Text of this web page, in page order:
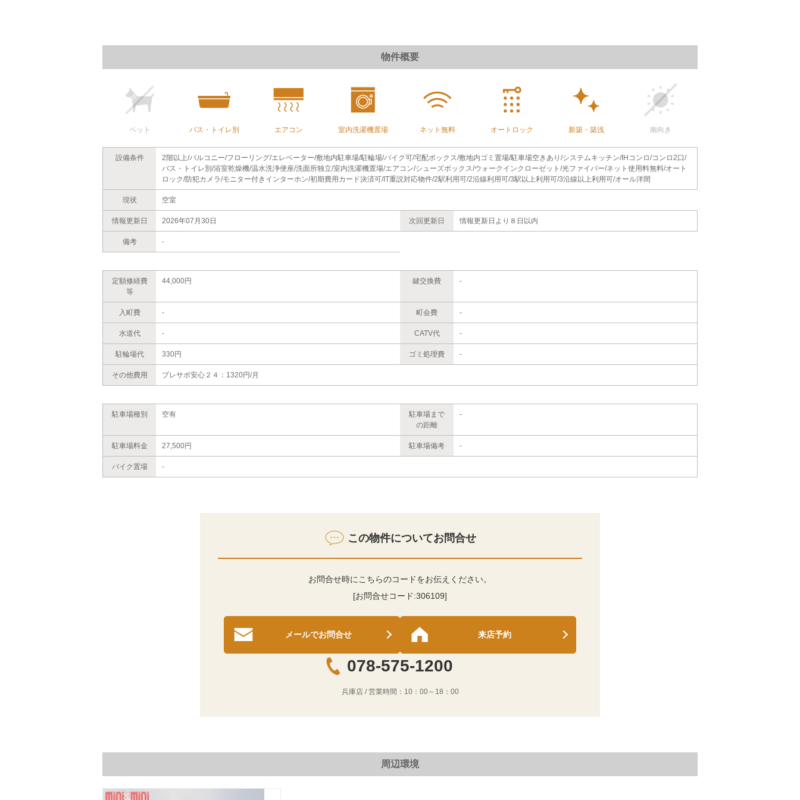
物件概要
ペット バス・トイレ別 エアコン 室内洗濯機置場 ネット無料 オートロック 新築・築浅 南向き
設備条件
2階以上/バルコニー/フローリング/エレベーター/敷地内駐車場/駐輪場/バイク可/宅配ボックス/敷地内ゴミ置場/駐車場空きあり/システムキッチン/IHコンロ/コンロ2口/
バス・トイレ別/浴室乾燥機/温水洗浄便座/洗面所独立/室内洗濯機置場/エアコン/シューズボックス/ウォークインクローゼット/光ファイバー/ネット使用料無料/オート
ロック/防犯カメラ/モニター付きインターホン/初期費用カード決済可/IT重説対応物件/2駅利用可/2沿線利用可/3駅以上利用可/3沿線以上利用可/オール洋間
現状 空室
情報更新日 2026年07月30日 次回更新日 情報更新日より８日以内
備考 -
定額修繕費
等
44,000円 鍵交換費 -
入町費 - 町会費 -
水道代 - CATV代 -
駐輪場代 330円 ゴミ処理費 -
その他費用 プレサポ安心２４：1320円/月
駐車場種別 空有
駐車場まで
の距離
-
駐車場料金 27,500円 駐車場備考 -
バイク置場 -
この物件についてお問合せ
お問合せ時にこちらのコードをお伝えください。
[お問合せコード:306109]
メールでお問合せ 来店予約
078-575-1200
兵庫店/ 営業時間： 10：00～18：00
周辺環境